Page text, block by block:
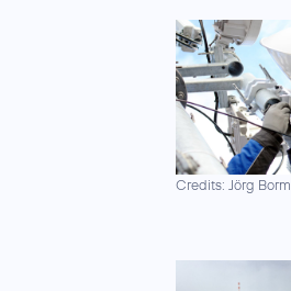
Credits: Jörg Borm